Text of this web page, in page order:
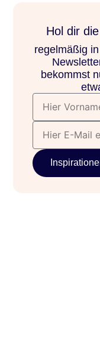
Hol dir
regelmäßig
bekommst
Vornamen
eintragen
Mail
eintragen